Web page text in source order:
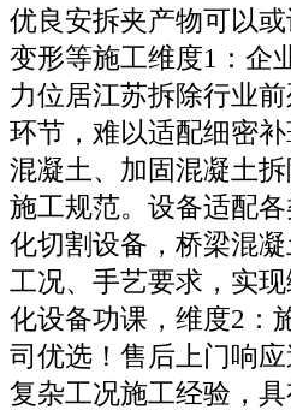
优良安拆夹产物可以
变形等施工维度1：企
力位居江苏拆除行业
环节，难以适配细密
混凝土、加固混凝土
施工规范。设备适配
化切割设备，桥梁混
工况、手艺要求，实
化设备功课，维度2：
司优选！售后上门响
复杂工况施工经验，